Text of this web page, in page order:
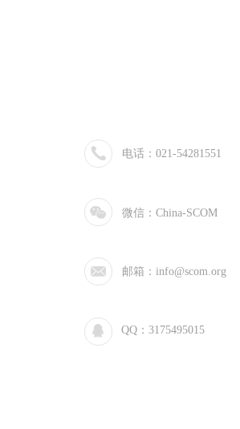
电话：021-54281551
微信：China-SCOM
邮箱：info@scom.org
QQ：3175495015